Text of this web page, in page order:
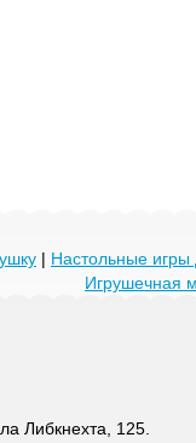
| Настольные игры
Игрушечная
Либкнехта, 125.